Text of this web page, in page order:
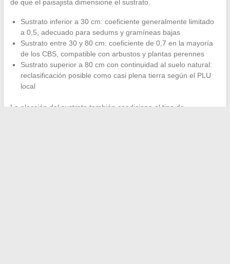
de que el paisajista dimensione el sustrato.
Sustrato inferior a 30 cm: coeficiente generalmente limitado
a 0,5, adecuado para sedums y gramíneas bajas
Sustrato entre 30 y 80 cm: coeficiente de 0,7 en la mayoría
de los CBS, compatible con arbustos y plantas perennes
Sustrato superior a 80 cm con continuidad al suelo natural:
reclasificación posible como casi plena tierra según el PLU
local
La elección del sustrato también condiciona el tipo de